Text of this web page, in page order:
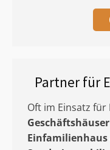
Partner für
Oft im Einsatz
Geschäftshäuser
Einfamilienhaus